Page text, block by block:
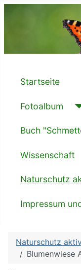
Startseite
Fotoalbum
Buch
Wissenschaft
Naturschutz
Impressum
Naturschutz
Blumenwiese